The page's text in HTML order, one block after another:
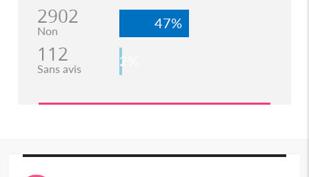
2902
Non 47%
112
Sans avis 2%